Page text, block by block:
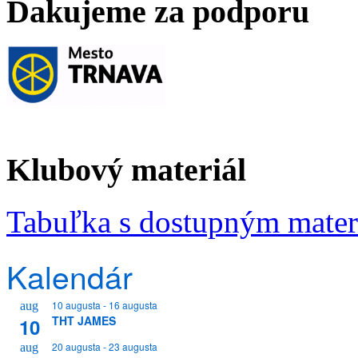
Ďakujeme za podporu
Klubový materiál
Tabuľka s dostupným
Kalendár
aug
10
10 augusta - 16 augusta
THT JAMES
aug 20 augusta -23 augusta